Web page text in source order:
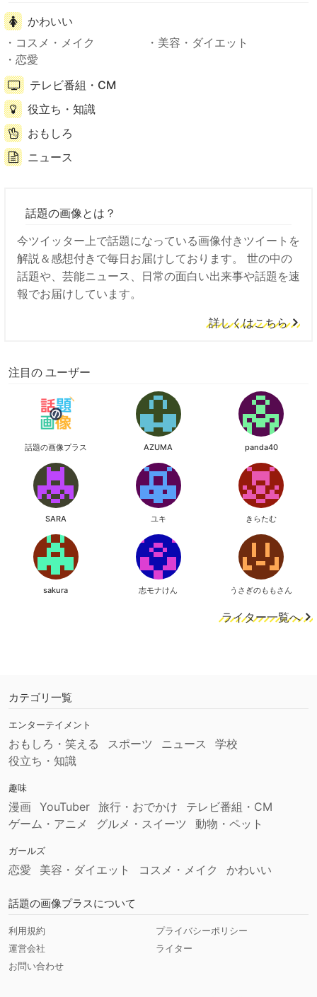
かわいい
コスメ・メイク
美容・ダイエット
恋愛
テレビ番組・CM
役立ち・知識
おもしろ
ニュース
話題の画像とは？
今ツイッター上で話題になっている画像付きツイートを
解説＆感想付きで毎日お届けしております。 世の中の
話題や、芸能ニュース、日常の面白い出来事や話題を速
報でお届けしています。
詳しくはこちら
注目の ユーザー
話題の画像プラス AZUMA panda40
SARA ユキ きらたむ
sakura 志モナけん うさぎのももさん
ライター一覧へ
カテゴリ一覧
エンターテイメント
おもしろ・笑える スポーツ ニュース
学校
役立ち・知識
趣味
漫画 YouTuber 旅行・おでかけ
テレビ番組・CM
ゲーム・アニメ
グルメ・スイーツ 動物・ペット
ガールズ
恋愛 美容・ダイエット コスメ・メイク かわいい
話題の画像プラスについて
利用規約
プライバシーポリシー
運営会社
ライター
お問い合わせ